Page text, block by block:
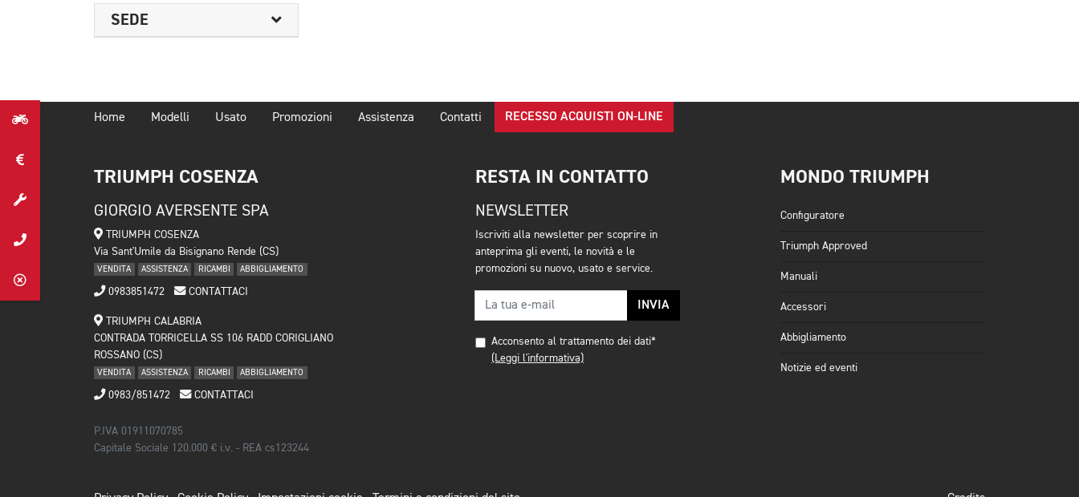
SEDE
Home Modelli Usato Promozioni Assistenza Contatti RECESSO ACQUISTI ON-LINE
TRIUMPH COSENZA
GIORGIO AVERSENTE SPA
TRIUMPH COSENZA
Via Sant'Umile da Bisignano Rende (CS)
VENDITA ASSISTENZA RICAMBI ABBIGLIAMENTO
0983851472 CONTATTACI
TRIUMPH CALABRIA
CONTRADA TORRICELLA SS 106 RADD CORIGLIANO
ROSSANO (CS)
VENDITA ASSISTENZA RICAMBI ABBIGLIAMENTO
0983/851472 CONTATTACI
P.IVA 01911070785
Capitale Sociale 120.000 € i.v. - REA cs123244
RESTA IN CONTATTO
NEWSLETTER
Iscriviti alla newsletter per scoprire in
anteprima gli eventi, le novità e le
promozioni su nuovo, usato e service.
INVIA
Acconsento al trattamento dei dati*
(Leggi l'informativa)
MONDO TRIUMPH
Configuratore
Triumph Approved
Manuali
Accessori
Abbigliamento
Notizie ed eventi